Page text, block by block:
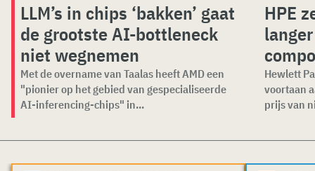
LLM’s in chips ‘bakken’ gaat
de grootste AI-bottleneck
niet wegnemen
Met de overname van Taalas heeft AMD een
"pionier op het gebied van gespecialiseerde
AI-inferencing-chips" in...
HPE
Hewlett
voortaan
prijs van